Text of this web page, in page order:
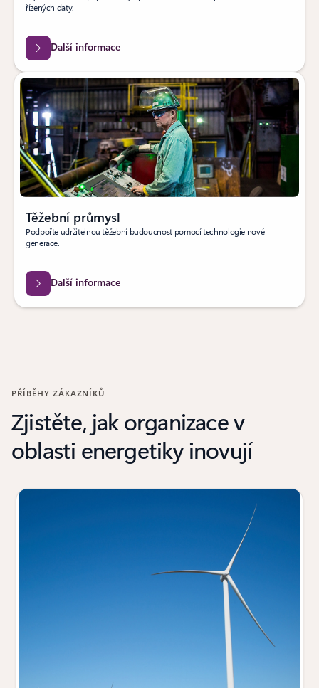
řízených daty.
Další informace
Těžební průmysl
Podpořte udržitelnou těžební budoucnost pomocí technologie nové
generace.
Další informace
PŘÍBĚHY ZÁKAZNÍKŮ
Zjistěte, jak organizace v
oblasti energetiky inovují